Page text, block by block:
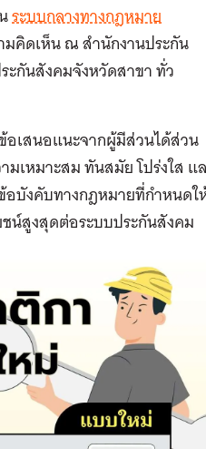
ระบบกลางทางกฎหมาย
มคิดเห็น ณ สำนักงานประกัน
กันสังคมจังหวัดสาขา ทั่ว
อเสนอแนะจากผู้มีส่วนได้ส่วน
มเหมาะสม ทันสมัย โปร่งใส แ
บังคับทางกฎหมายที่กำหนดใ
น์สูงสุดต่อระบบประกันสังคม